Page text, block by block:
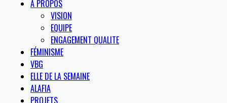
A PROPOS
VISION
EQUIPE
ENGAGEMENT QUALITE
FÉMINISME
VBG
ELLE DE LA SEMAINE
ALAFIA